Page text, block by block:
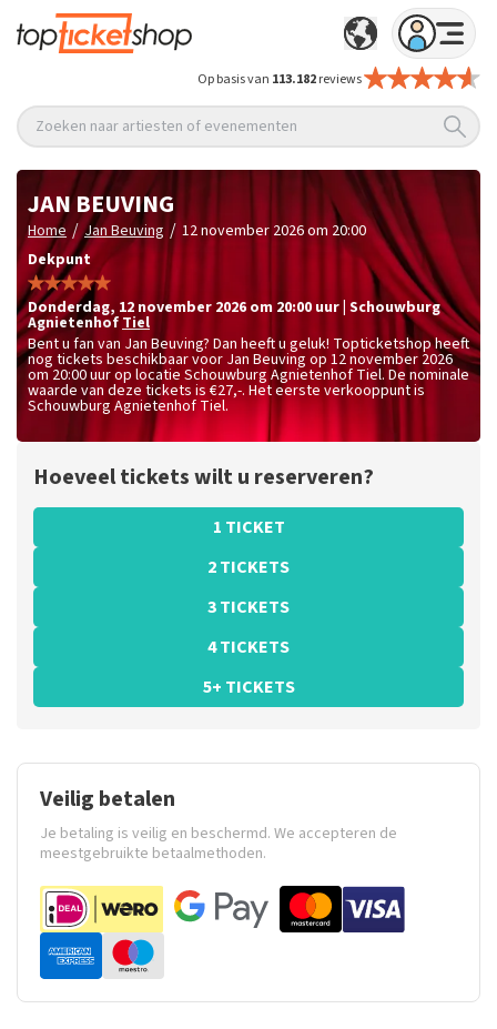
Op basis van 113.182reviews
Zoeken naar artiesten of evenementen
JAN BEUVING
Home / Jan Beuving / 12 november 2026 om 20:00
Dekpunt
donderdag, 12 november 2026 om 20:00 uur Schouwburg
AgnietenhofTiel
Bent u fan van Jan Beuving? Dan heeft u geluk! Topticketshop heeft
nog tickets beschikbaar voor Jan Beuving op 12 november 2026
om 20:00 uur op locatie Schouwburg Agnietenhof Tiel. De nominale
waarde van deze tickets is €27,-. Het eerste verkooppunt is
Schouwburg Agnietenhof Tiel.
Hoeveel tickets wilt u reserveren?
1 TICKET
2 TICKETS
3 TICKETS
4 TICKETS
5+ TICKETS
Veilig betalen
Je betaling is veilig en beschermd. We accepteren de
meestgebruikte betaalmethoden.